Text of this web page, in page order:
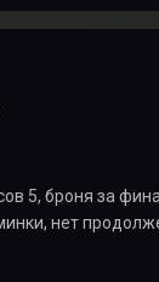
5, броня за
нет